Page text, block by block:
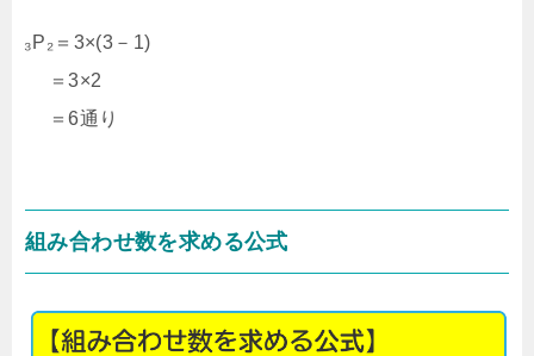
₃P₂＝3×(3－1)
＝3×2
＝6通り
組み合わせ数を求める公式